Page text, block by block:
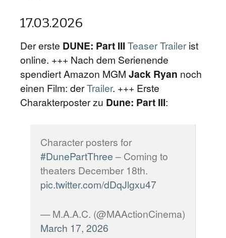
17.03.2026
Der erste DUNE: Part IIITeaser Trailerist
online. +++ Nach dem Serienende
spendiert Amazon MGM Jack Ryan noch
einen Film: derTrailer. +++ Erste
Charakterposter zu Dune: Part III:
Character posters for
#DunePartThree – Coming to
theaters December 18th.
pic.twitter.com/dDqJlgxu47
— M.A.A.C. (@MAActionCinema)
March 17, 2026